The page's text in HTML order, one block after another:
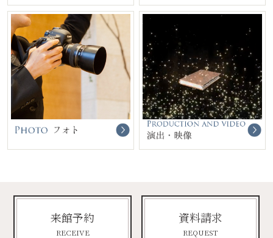
来館予約
RECEIVE
資料請求
REQUEST